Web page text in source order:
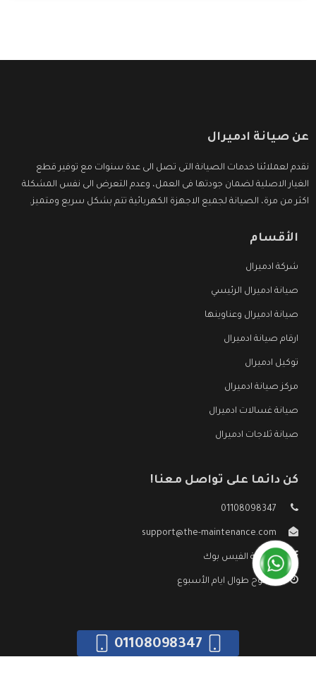
عن صيانة ادميرال
نقدم لعملائنا خدمات الصيانة التى تصل الى عدة سنوات مع توفير قطع
الغيار الاصلية لضمان جودتها فى العمل، وعدم التعرض الى نفس المشكلة
اكثر من مرة، الصيانة لجميع الاجهزة الكهربائية تتم بشكل سريع ومتميز.
الأقسام
شركة ادميرال
صيانة ادميرال الرئيسي
صيانة ادميرال وعناوينها
ارقام صيانة ادميرال
توكيل ادميرال
مركز صيانة ادميرال
صيانة غسالات ادميرال
صيانة ثلاجات ادميرال
كن دائما على تواصل معنا!
01108098347
support@the-maintenance.com
صفحة الفيس بوك
مفتوح طوال ايام الأسبوع
01108098347